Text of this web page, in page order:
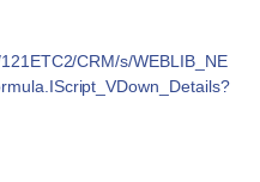
CRM/s/WEBLIB_NE